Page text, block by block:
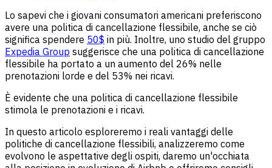
Lo sapevi che i giovani consumatori americani preferiscono
avere una politica di cancellazione flessibile, anche se ciò
significa spendere 50$ in più. Inoltre, uno studio del gruppo
Expedia Group suggerisce che una politica di cancellazione
flessibile ha portato a un aumento del 26% nelle
prenotazioni lorde e del 53% nei ricavi.
È evidente che una politica di cancellazione flessibile
stimola le prenotazioni e i ricavi.
In questo articolo esploreremo i reali vantaggi delle
politiche di cancellazione flessibili, analizzeremo come
evolvono le aspettative degli ospiti, daremo un'occhiata